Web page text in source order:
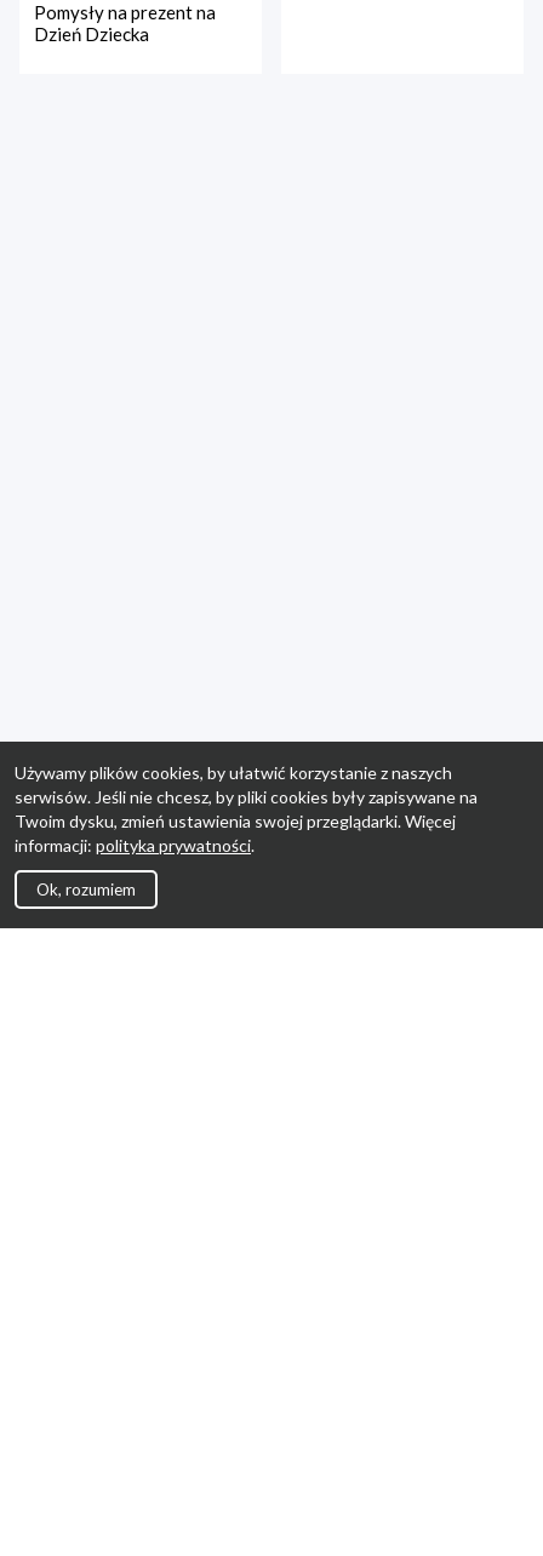
Pomysły na prezent na
Dzień Dziecka
Używamy plików cookies, by ułatwić korzystanie z naszych
serwisów. Jeśli nie chcesz, by pliki cookies były zapisywane na
Twoim dysku, zmień ustawienia swojej przeglądarki. Więcej
informacji: polityka prywatności.
Ok, rozumiem